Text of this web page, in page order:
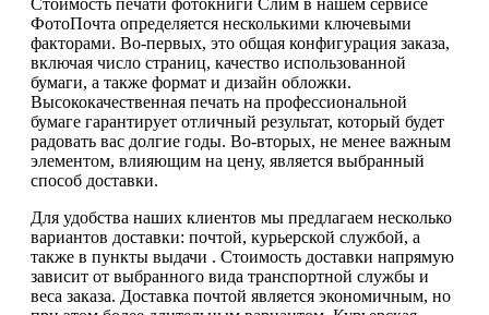
ФотоПочта определяется несколькими ключевыми
факторами. Во-первых, это общая конфигурация заказа,
включая число страниц, качество использованной
бумаги, а также формат и дизайн обложки.
Высококачественная печать на профессиональной
бумаге гарантирует отличный результат, который будет
радовать вас долгие годы. Во-вторых, не менее важным
элементом, влияющим на цену, является выбранный
способ доставки.
Для удобства наших клиентов мы предлагаем несколько
вариантов доставки: почтой, курьерской службой, а
также в пункты выдачи . Стоимость доставки напрямую
зависит от выбранного вида транспортной службы и
веса заказа. Доставка почтой является экономичным, но